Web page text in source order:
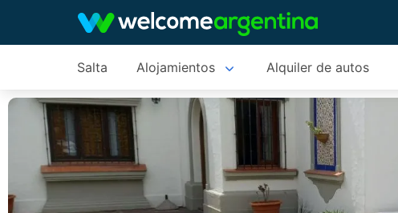
Salta Alojamientos Alquiler de autos